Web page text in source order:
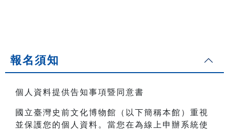
報名須知
個人資料提供告知事項暨同意書
國立臺灣史前文化博物館（以下簡稱本館）重視
並保護您的個人資料。當您在為線上申辦系統使